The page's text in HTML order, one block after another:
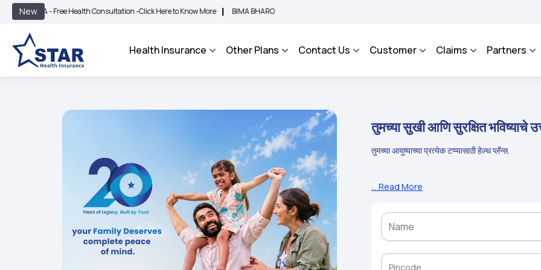
New
- Free Health Consultation -Click Here to Know More | BIMA BHAROSA - An Integrated Grievance Management System to facilitate the policyholders and
Health Insurance Other Plans Contact Us Customer Claims Partners
तुमच्या सुखी आणि सुरक्षित
तुमच्या आयुष्याच्या प्रत्येक टप्प्यासाठी हेल्थ प्लॅंन्स.
... Read More